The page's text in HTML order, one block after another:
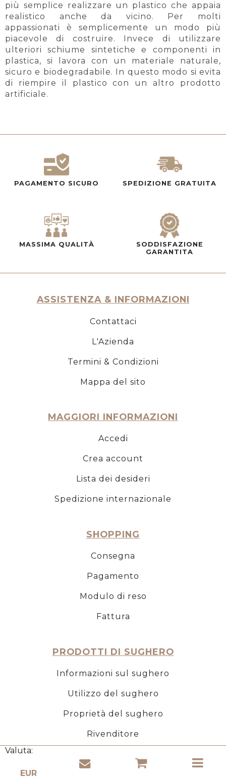
Valuta:
più semplice realizzare un plastico che appaia
realistico anche da vicino. Per molti
appassionati è semplicemente un modo più
piacevole di costruire. Invece di utilizzare
ulteriori schiume sintetiche e componenti in
plastica, si lavora con un materiale naturale,
sicuro e biodegradabile. In questo modo si evita
di riempire il plastico con un altro prodotto
artificiale.
PAGAMENTO SICURO SPEDIZIONE GRATUITA
MASSIMA QUALITÀ
SODDISFAZIONE
GARANTITA
ASSISTENZA & INFORMAZIONI
Contattaci
L'Azienda
Termini & Condizioni
Mappa del sito
MAGGIORI INFORMAZIONI
Accedi
Crea account
Lista dei desideri
Spedizione internazionale
SHOPPING
Consegna
Pagamento
Modulo di reso
Fattura
PRODOTTI DI SUGHERO
Informazioni sul sughero
Utilizzo del sughero
Proprietà del sughero
Rivenditore